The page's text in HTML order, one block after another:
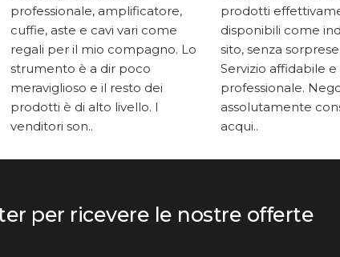
professionale, amplificatore,
cuffie, aste e cavi vari come
regali per il mio compagno. Lo
strumento è a dir poco
meraviglioso e il resto dei
prodotti è di alto livello. I
venditori son..
prodotti
disponibili come
sito, senza
Servizio affidabile e
professionale.
assolutamente
acqui..
per ricevere le nostre offerte